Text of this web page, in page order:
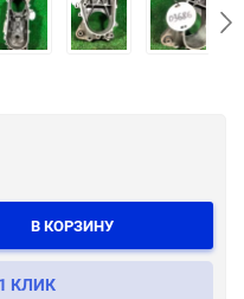
В КОРЗИНУ
КЛИК